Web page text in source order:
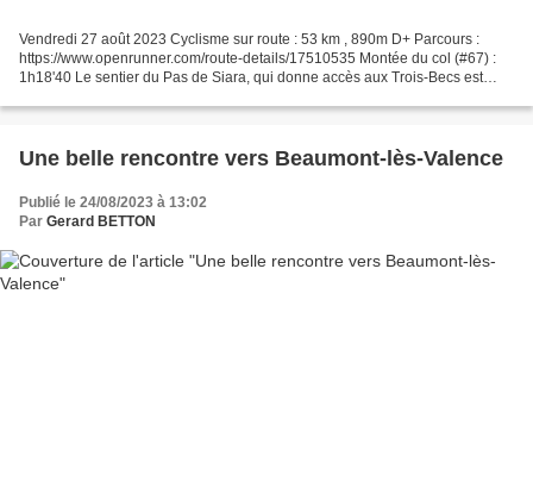
Vendredi 27 août 2023 Cyclisme sur route : 53 km , 890m D+ Parcours :
https://www.openrunner.com/route-details/17510535 Montée du col (#67) :
1h18'40 Le sentier du Pas de Siara, qui donne accès aux Trois-Becs est
Une belle rencontre vers Beaumont-lès-Valence
Publié le 24/08/2023 à 13:02
Par Gerard BETTON